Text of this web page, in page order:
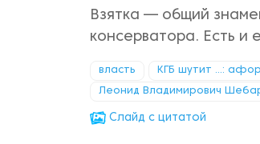
Взятка — общий
консерватора. Есть
власть КГБ шутит ...:
Леонид Владимирович
Cлайд с цитатой